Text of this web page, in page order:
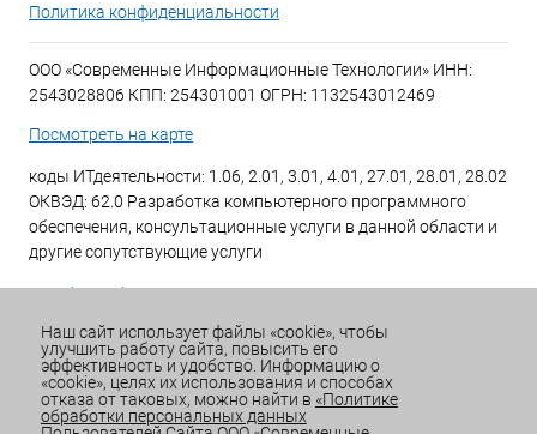
Политика конфиденциальности
ООО «Современные Информационные Технологии» ИНН:
2543028806 КПП: 254301001 ОГРН: 1132543012469
Посмотреть на карте
коды ИТдеятельности: 1.06, 2.01, 3.01, 4.01, 27.01, 28.01, 28.02
ОКВЭД: 62.0 Разработка компьютерного программного
обеспечения, консультационные услуги в данной области и
другие сопутствующие услуги
Email:office@sitdv.ru
График работы Пн-Пт: с 9:00 до 18:00 Сб/Вс: Выходной
Наш сайт использует файлы «cookie», чтобы
улучшить работу сайта, повысить его
эффективность и удобство. Информацию о
«cookie», целях их использования и способах
отказа от таковых, можно найти в «Политике
обработки персональных данных